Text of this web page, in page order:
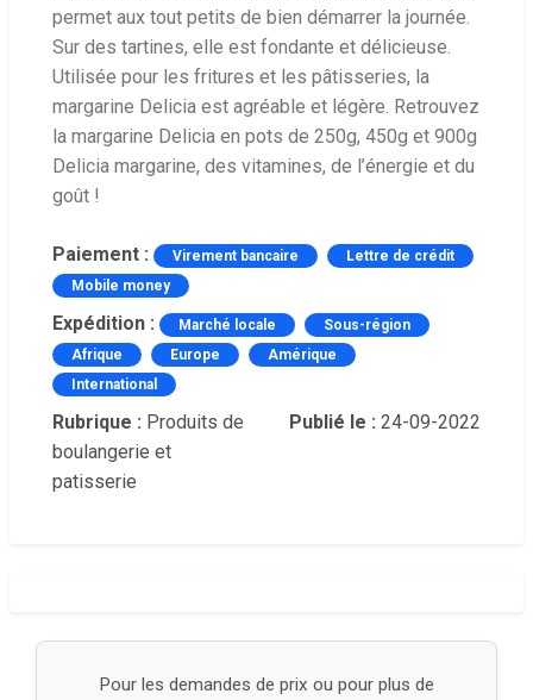
permet aux tout petits de bien démarrer la journée.
Sur des tartines, elle est fondante et délicieuse.
Utilisée pour les fritures et les pâtisseries, la
margarine Delicia est agréable et légère. Retrouvez
la margarine Delicia en pots de 250g, 450g et 900g
Delicia margarine, des vitamines, de l’énergie et du
goût !
Paiement : Virement bancaire
Lettre de crédit
Mobile money
Expédition : Marché locale
Sous-région
Afrique
Europe
Amérique
International
Rubrique : Produits de
boulangerie et
patisserie
Publié le : 24-09-2022
Pour les demandes de prix ou pour plus de